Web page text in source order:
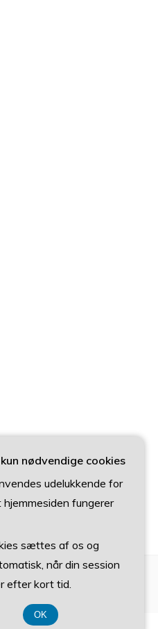
nødvendige cookies
udelukkende for
hjemmesiden fungerer
sættes af os og
når din session
efter kort tid.
OK